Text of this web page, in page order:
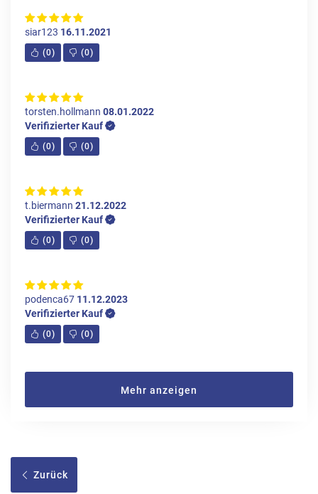
siar123 16.11.2021
(0) (0)
torsten.hollmann 08.01.2022
Verifizierter Kauf
(0) (0)
t.biermann 21.12.2022
Verifizierter Kauf
(0) (0)
podenca67 11.12.2023
Verifizierter Kauf
(0) (0)
Mehr anzeigen
Zurück